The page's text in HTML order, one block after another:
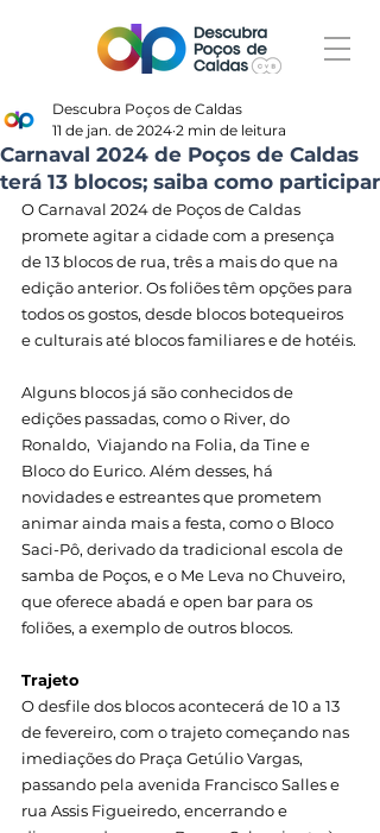
Carnaval 2024 de Poços de Caldas
terá 13 blocos; saiba como participar
Descubra Poços de Caldas
11 de jan. de 2024 2 min de leitura
O Carnaval 2024 de Poços de Caldas
promete agitar a cidade com a presença
de 13 blocos de rua, três a mais do que na
edição anterior. Os foliões têm opções para
todos os gostos, desde blocos botequeiros
e culturais até blocos familiares e de hotéis.
Alguns blocos já são conhecidos de
edições passadas, como o River, do
Ronaldo,  Viajando na Folia, da Tine e
Bloco do Eurico. Além desses, há
novidades e estreantes que prometem
animar ainda mais a festa, como o Bloco
Saci-Pô, derivado da tradicional escola de
samba de Poços, e o Me Leva no Chuveiro,
que oferece abadá e open bar para os
foliões, a exemplo de outros blocos.
Trajeto
O desfile dos blocos acontecerá de 10 a 13
de fevereiro, com o trajeto começando nas
imediações do Praça Getúlio Vargas,
passando pela avenida Francisco Salles e
rua Assis Figueiredo, encerrando e